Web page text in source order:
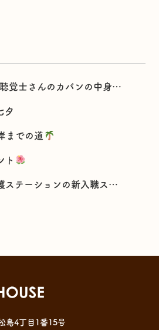
士さんのカバンの中身チェック
夕
までの道
ト
ンの新入職スタッフの特技とは・・・
島4丁目1番15号